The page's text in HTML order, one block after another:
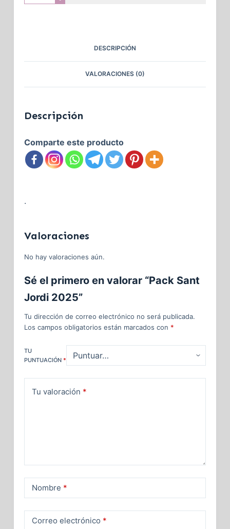
DESCRIPCIÓN
VALORACIONES (0)
Descripción
Comparte este producto
.
Valoraciones
No hay valoraciones aún.
Sé el primero en valorar “Pack Sant
Jordi 2025”
Tu dirección de correo electrónico no será publicada.
Los campos obligatorios están marcados con *
TU
PUNTUACIÓN *
Tu valoración *
Nombre *
Correo electrónico *